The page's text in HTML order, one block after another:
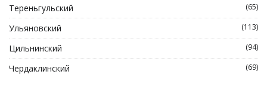
Тереньгульский (65)
Ульяновский (113)
Цильнинский (94)
Чердаклинский (69)